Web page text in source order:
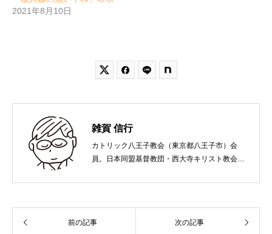
2021年8月10日
 
雑賀 信行
カトリック八王子教会（東京都八王子市）会
員。日本同盟基督教団・西大寺キリスト教会
れ。関西学院大学社会学部卒業。９０年代、い
て、雜賀編集工房として独立。
前の記事 次の記事